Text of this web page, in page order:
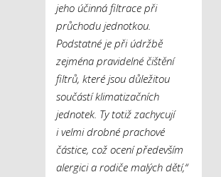
jeho účinná filtrace při
průchodu jednotkou.
Podstatné je při údržbě
zejména pravidelné čištění
filtrů, které jsou důležitou
součástí klimatizačních
jednotek. Ty totiž zachycují
i velmi drobné prachové
částice, což ocení především
alergici a rodiče malých dětí,“